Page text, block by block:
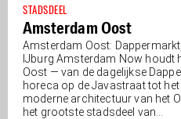
STADSDEEL
Amsterdam Oost
Amsterdam Oost:
IJburg Amsterdam Now houdt
Oost — van de dagelijkse
horeca op de Javastraat tot het
moderne architectuur van het
het grootste stadsdeel van...